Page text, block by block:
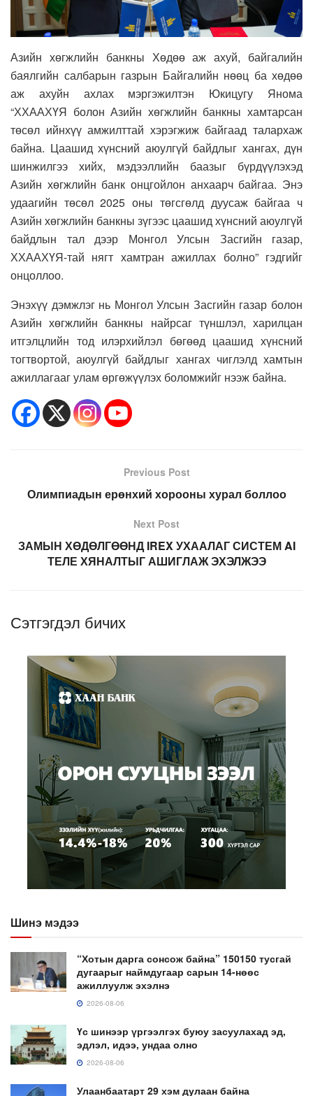
Азийн хөгжлийн банкны Хөдөө аж ахуй, байгалийн
баялгийн салбарын газрын Байгалийн нөөц ба хөдөө
аж ахуйн ахлах мэргэжилтэн Юкицугу Янома
“ХХААХҮЯ болон Азийн хөгжлийн банкны хамтарсан
төсөл ийнхүү амжилттай хэрэгжиж байгаад талархаж
байна. Цаашид хүнсний аюулгүй байдлыг хангах, дүн
шинжилгээ хийх, мэдээллийн баазыг бүрдүүлэхэд
Азийн хөгжлийн банк онцгойлон анхаарч байгаа. Энэ
удаагийн төсөл 2025 оны төгсгөлд дуусаж байгаа ч
Азийн хөгжлийн банкны зүгээс цаашид хүнсний аюулгүй
байдлын тал дээр Монгол Улсын Засгийн газар,
ХХААХҮЯ-тай нягт хамтран ажиллах болно” гэдгийг
онцоллоо.
Энэхүү дэмжлэг нь Монгол Улсын Засгийн газар болон
Азийн хөгжлийн банкны найрсаг түншлэл, харилцан
итгэлцлийн тод илэрхийлэл бөгөөд цаашид хүнсний
тогтвортой, аюулгүй байдлыг хангах чиглэлд хамтын
ажиллагааг улам өргөжүүлэх боломжийг нээж байна.
Previous Post
Олимпиадын ерөнхий хорооны хурал боллоо
Next Post
ЗАМЫН ХӨДӨЛГӨӨНД IREX УХААЛАГ СИСТЕМ AI
ТЕЛЕ ХЯНАЛТЫГ АШИГЛАЖ ЭХЭЛЖЭЭ
Сэтгэгдэл бичих
Шинэ мэдээ
“Хотын дарга сонсож байна” 150150 тусгай
дугаарыг наймдугаар сарын 14-нөөс
ажиллуулж эхэлнэ
2026-08-06
Үс шинээр үргээлгэх буюу засуулахад эд,
эдлэл, идээ, ундаа олно
2026-08-06
Улаанбаатарт 29 хэм дулаан байна